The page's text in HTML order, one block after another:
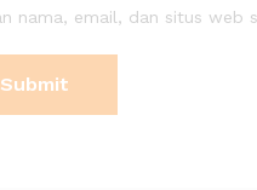
nama, email, dan situs web